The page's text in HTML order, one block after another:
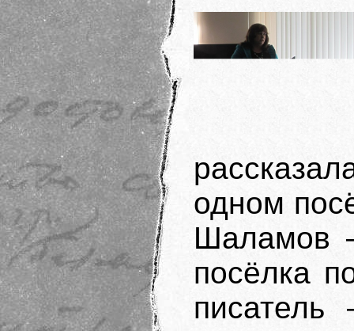
одном
Шаламов
посёлка